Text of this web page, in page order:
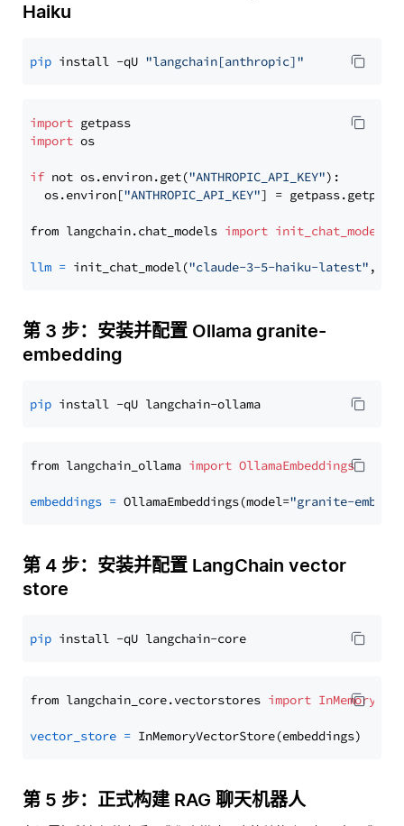
Haiku
pip install -qU "langchain[anthropic]"
import
import os
if not os.environ.get("ANTHROPIC_API_KEY"):
  os.environ[
"ANTHROPIC_API_KEY"] = getpass.getpass(
from langchain.chat_models import init_chat_model
llm = init_chat_model("claude-3-5-haiku-latest" ,
第 3 步：安装并配置 Ollama granite-
embedding
pip
from langchain_ollama import OllamaEmbeddings
embeddings = OllamaEmbeddings(model="granite-
第 4 步：安装并配置 LangChain vector
store
pip
from langchain_core.vectorstores import
vector_store =
第 5 步：正式构建 RAG 聊天机器人